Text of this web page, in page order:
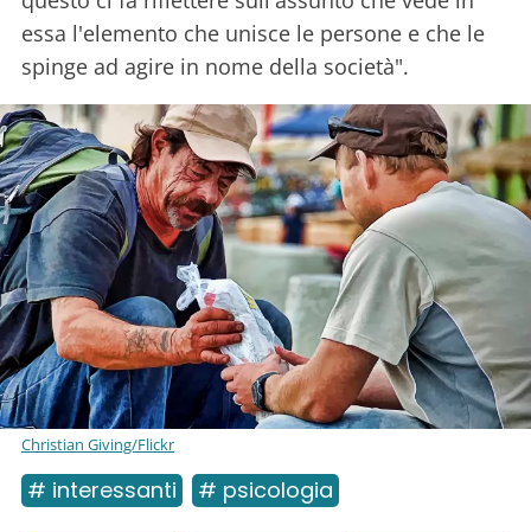
essa l'elemento che unisce le persone e che le
spinge ad agire in nome della società".
Christian Giving/Flickr
# interessanti # psicologia